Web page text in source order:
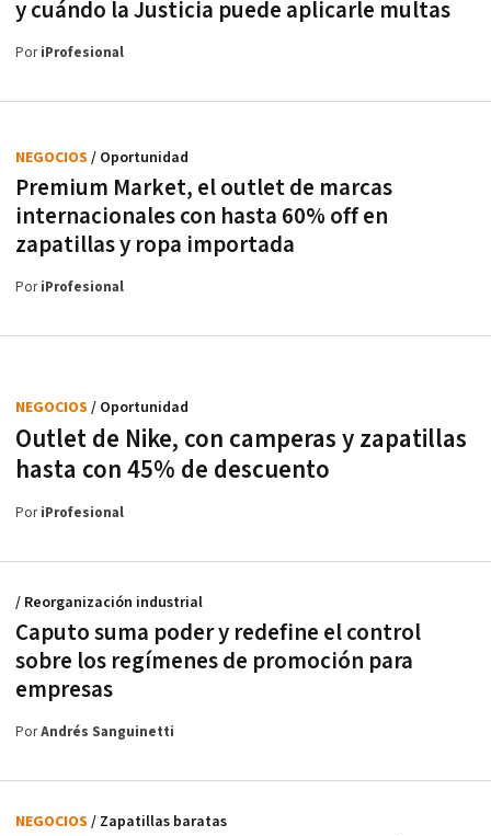
y cuándo la Justicia puede aplicarle multas
PoriProfesional
Premium Market, el outlet de marcas
internacionales con hasta 60% off en
zapatillas y ropa importada
NEGOCIOS / Oportunidad
PoriProfesional
Outlet de Nike, con camperas y zapatillas
hasta con 45% de descuento
NEGOCIOS / Oportunidad
PoriProfesional
Caputo suma poder y redefine el control
sobre los regímenes de promoción para
empresas
/ Reorganización industrial
PorAndrés Sanguinetti
NEGOCIOS / Zapatillas baratas